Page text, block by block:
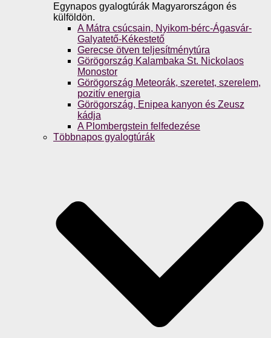
Egynapos gyalogtúrák Magyarországon és
külföldön.
A Mátra csúcsain, Nyikom-bérc-Ágasvár-
Galyatető-Kékestető
Gerecse ötven teljesítménytúra
Görögország Kalambaka St. Nickolaos
Monostor
Görögország Meteorák, szeretet, szerelem,
pozitív energia
Görögország, Enipea kanyon és Zeusz
kádja
A Plombergstein felfedezése
Többnapos gyalogtúrák